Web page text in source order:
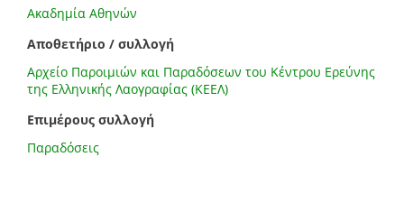
Ακαδημία Αθηνών
Αποθετήριο / συλλογή
Αρχείο Παροιμιών και Παραδόσεων του Κέντρου Ερεύνης
της Ελληνικής Λαογραφίας (ΚΕΕΛ)
Επιμέρους συλλογή
Παραδόσεις